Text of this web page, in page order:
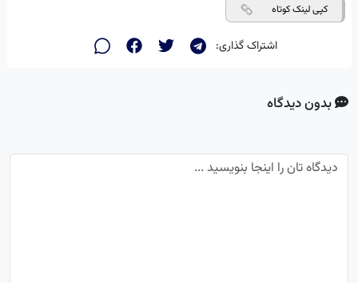
کپی لینک کوتاه
اشتراک گذاری:
بدون دیدگاه